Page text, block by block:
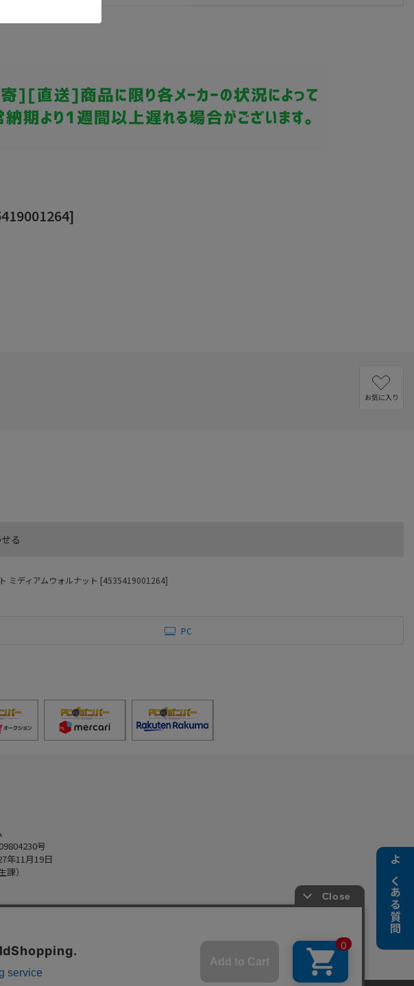
よくある質問
る
お気に入り
ミディアムウォルナット [4535419001264]
PC
号
年11月19日
）
Ltd.